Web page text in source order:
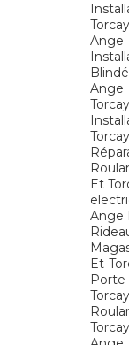
Ange
Ange
Et
Ange
Et
Porte